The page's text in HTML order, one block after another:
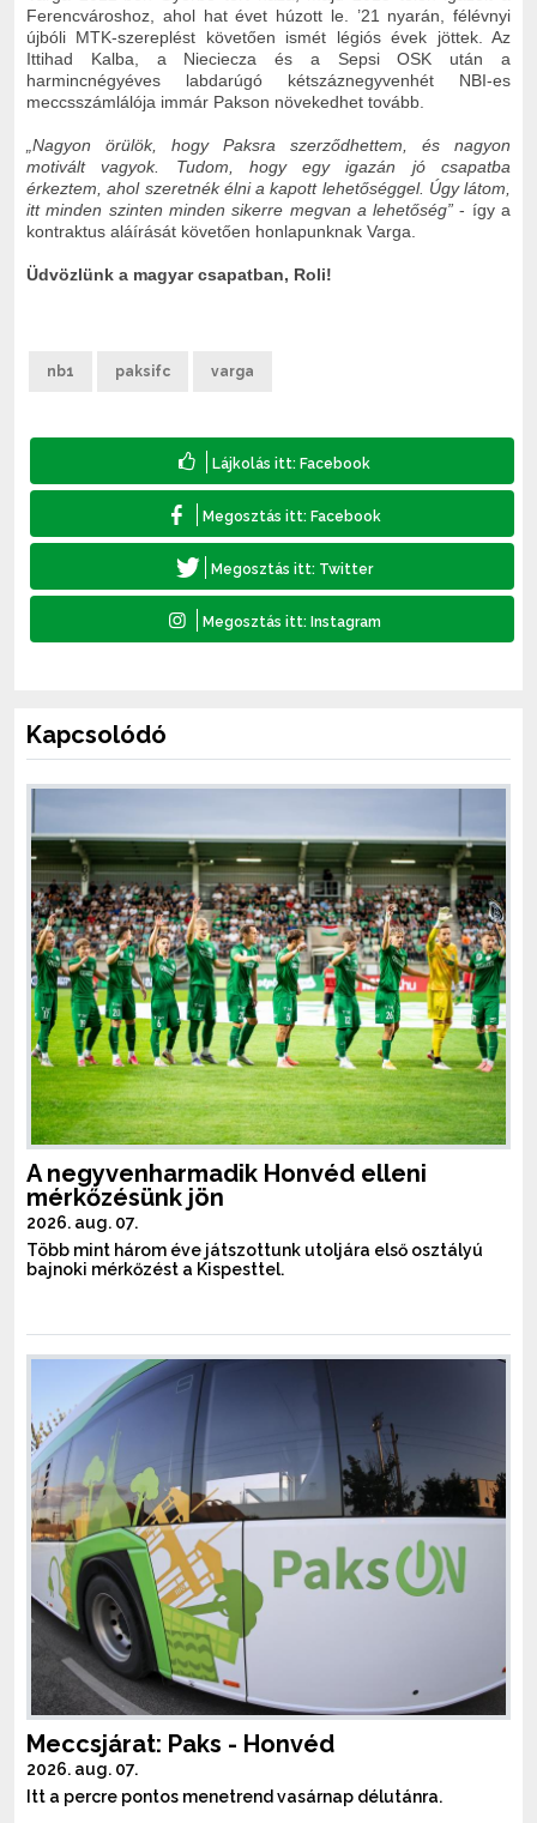
Ferencvároshoz, ahol hat évet húzott le. ’21 nyarán, félévnyi
újbóli MTK-szereplést követően ismét légiós évek jöttek. Az
Ittihad Kalba, a Nieciecza és a Sepsi OSK után a
harmincnégyéves labdarúgó kétszáznegyvenhét NBI-es
meccsszámlálója immár Pakson növekedhet tovább.
„Nagyon örülök, hogy Paksra szerződhettem, és nagyon
motivált vagyok. Tudom, hogy egy igazán jó csapatba
érkeztem, ahol szeretnék élni a kapott lehetőséggel. Úgy látom,
itt minden szinten minden sikerre megvan a lehetőség” - így a
kontraktus aláírását követően honlapunknak Varga.
Üdvözlünk a magyar csapatban, Roli!
nb1 paksifc varga
Kapcsolódó
A negyvenharmadik Honvéd elleni
mérkőzésünk jön
2026. aug. 07.
Több mint három éve játszottunk utoljára első osztályú
bajnoki mérkőzést a Kispesttel.
Meccsjárat: Paks - Honvéd
2026. aug. 07.
Itt a percre pontos menetrend vasárnap délutánra.